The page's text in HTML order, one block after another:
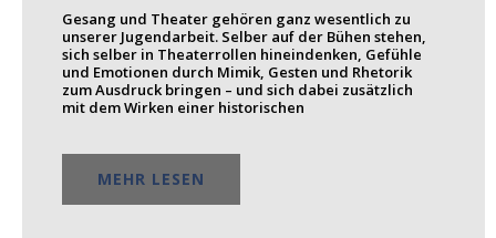
Gesang und Theater gehören ganz wesentlich zu
unserer Jugendarbeit. Selber auf der Bühen stehen,
sich selber in Theaterrollen hineindenken, Gefühle
und Emotionen durch Mimik, Gesten und Rhetorik
zum Ausdruck bringen – und sich dabei zusätzlich
mit dem Wirken einer historischen
MEHR LESEN